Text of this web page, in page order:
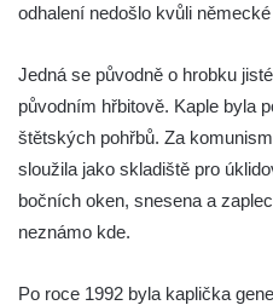
Křížová cesta Římov – XXIV.
Kalvárie
Křížová cesta Římov – XXII.
Cyrénský pomáhá Ježíši nést
Křížová cesta Římov – XXI.
Popravní brána
Veronika potkává Ježíše a
odhalení nedošlo kvůli
Jedná se původně o hrobku
původním hřbitově. Kaple byla
štětských pohřbů. Za
sloužila jako skladiště pro
bočních oken, snesena a
neznámo kde.
Po roce 1992 byla kaplička